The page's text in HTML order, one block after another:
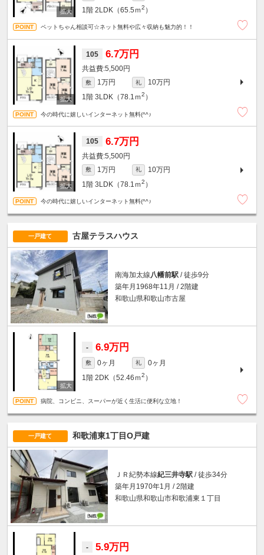
1階 2LDK（65.5ｍ2 ）
ペットちゃん相談可☆ネット無料や広々収納も魅力的！！
105 6.7万円
5,500円
敷 1万円 礼
10万円
1階 3LDK（78.1ｍ2 ）
今の時代に嬉しいインターネット無料(^^♪
105 6.7万円
5,500円
敷 1万円 礼
10万円
1階 3LDK（78.1ｍ2 ）
今の時代に嬉しいインターネット無料(^^♪
一戸建て 古屋テラスハウス
南海加太線八幡前駅 / 徒歩9分
築年月1968年11月 / 2階建
和歌山県和歌山市古屋
- 6.9万円
敷 0ヶ月 礼
0ヶ月
1階 2DK（52.46ｍ2 ）
病院、コンビニ、スーパーが近く生活に便利な立地！
一戸建て 和歌浦東1丁目O戸建
ＪＲ紀勢本線紀三井寺駅 / 徒歩34分
築年月1970年1月 / 2階建
和歌山県和歌山市和歌浦東１丁目
- 5.9万円